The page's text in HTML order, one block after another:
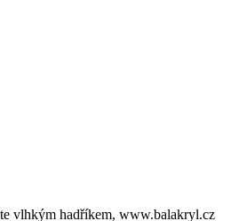
vlhkým hadříkem, www.balakryl.cz